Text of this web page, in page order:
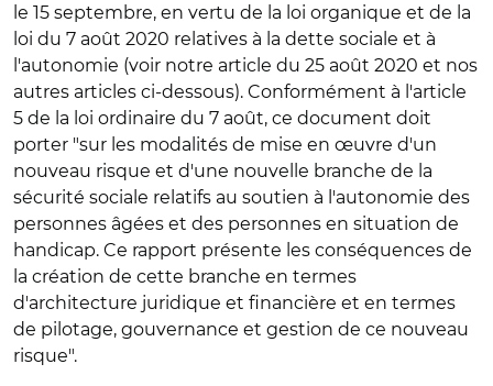
le 15 septembre, en vertu de la loi organique et de la
loi du 7 août 2020 relatives à la dette sociale et à
l'autonomie (voir notre article du 25 août 2020 et nos
autres articles ci-dessous). Conformément à l'article
5 de la loi ordinaire du 7 août, ce document doit
porter "sur les modalités de mise en œuvre d'un
nouveau risque et d'une nouvelle branche de la
sécurité sociale relatifs au soutien à l'autonomie des
personnes âgées et des personnes en situation de
handicap. Ce rapport présente les conséquences de
la création de cette branche en termes
d'architecture juridique et financière et en termes
de pilotage, gouvernance et gestion de ce nouveau
risque".